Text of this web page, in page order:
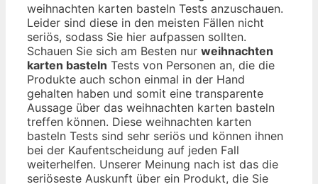
weihnachten karten basteln Tests anzuschauen.
Leider sind diese in den meisten Fällen nicht
seriös, sodass Sie hier aufpassen sollten.
Schauen Sie sich am Besten nur weihnachten
karten basteln Tests von Personen an, die die
Produkte auch schon einmal in der Hand
gehalten haben und somit eine transparente
Aussage über das weihnachten karten basteln
treffen können. Diese weihnachten karten
basteln Tests sind sehr seriös und können ihnen
bei der Kaufentscheidung auf jeden Fall
weiterhelfen. Unserer Meinung nach ist das die
seriöseste Auskunft über ein Produkt, die Sie